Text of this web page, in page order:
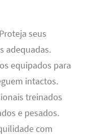
seus
adequadas.
equipados para
intactos.
treinados
e pesados.
com